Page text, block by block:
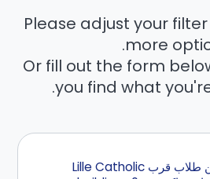
Please adjust your
more
Or fill out the form
you find what
إبحث عن أفضل سكن طلاب قرب Lille Catholic